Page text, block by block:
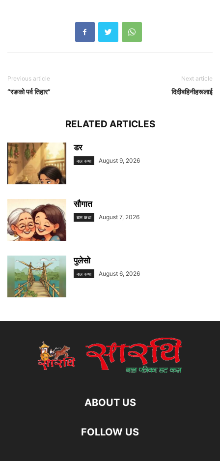
Previous article
“रङको पर्व तिहार”
Next article
दिदीबहिनीहरूलाई
RELATED ARTICLES
डर
बाल कथा August 9, 2026
सौगात
बाल कथा August 7, 2026
पुलेसो
बाल कथा August 6, 2026
ABOUT US
FOLLOW US